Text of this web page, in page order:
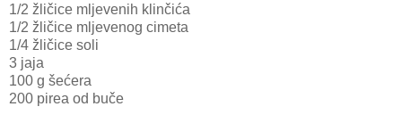
1/2 žličice mljevenih klinčića
1/2 žličice mljevenog cimeta
1/4 žličice soli
3 jaja
100 g šećera
200 pirea od buče